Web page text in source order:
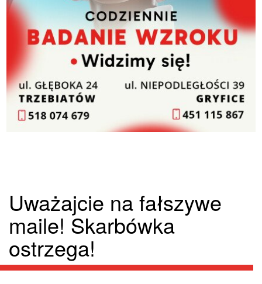
Uważajcie na fałszywe
maile! Skarbówka
ostrzega!